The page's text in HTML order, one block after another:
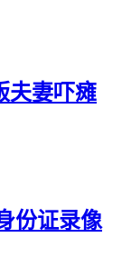
夫妻吓瘫
份证录像